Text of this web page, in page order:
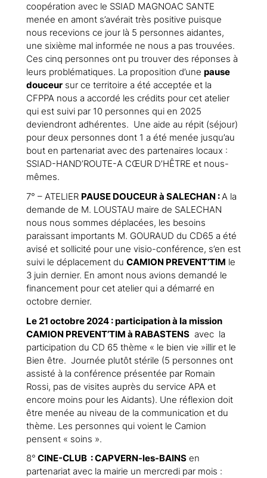
coopération avec le SSIAD MAGNOAC SANTE
menée en amont s’avérait très positive puisque
nous recevions ce jour là 5 personnes aidantes,
une sixième mal informée ne nous a pas trouvées.
Ces cinq personnes ont pu trouver des réponses à
leurs problématiques. La proposition d’une pause
douceursur ce territoire a été acceptée et la
CFPPA nous a accordé les crédits pour cet atelier
qui est suivi par 10 personnes qui en 2025
deviendront adhérentes. Une aide au répit (séjour)
pour deux personnes dont 1 a été menée jusqu’au
bout en partenariat avec des partenaires locaux :
SSIAD-HAND’ROUTE-A CŒUR D’HÊTRE et nous-
mêmes.
7° – ATELIER PAUSE DOUCEUR à SALECHAN :A la
demande de M. LOUSTAU maire de SALECHAN
nous nous sommes déplacées, les besoins
paraissant importants M. GOURAUD du CD65 a été
avisé et sollicité pour une visio-conférence, s’en est
suivi le déplacement du CAMION PREVENT’TIM le
3 juin dernier. En amont nous avions demandé le
financement pour cet atelier qui a démarré en
octobre dernier.
Le 21 octobre 2024 : participation à la mission
CAMION PREVENT’TIM à RABASTENSavec la
participation du CD 65 thème « le bien vie »illir et le
Bien être. Journée plutôt stérile (5 personnes ont
assisté à la conférence présentée par Romain
Rossi, pas de visites auprès du service APA et
encore moins pour les Aidants). Une réflexion doit
être menée au niveau de la communication et du
thème. Les personnes qui voient le Camion
pensent « soins ».
8° CINE-CLUB : CAPVERN-les-BAINSen
partenariat avec la mairie un mercredi par mois :